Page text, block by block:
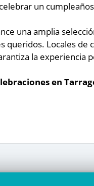
un
una amplia
queridos. Locales
la experiencia
en